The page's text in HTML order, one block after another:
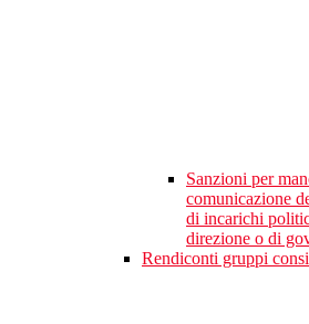
Sanzioni per
comunicazione
di incarichi
direzione o di
Rendiconti gruppi